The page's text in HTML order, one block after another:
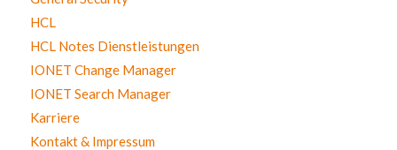
HCL
HCL Notes Dienstleistungen
IONET Change Manager
IONET Search Manager
Karriere
Kontakt & Impressum